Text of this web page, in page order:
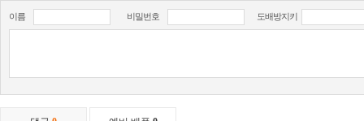
이름 비밀번호 도배방지키